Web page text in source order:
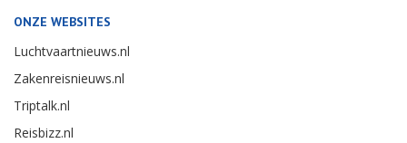
ONZE WEBSITES
Luchtvaartnieuws.nl
Zakenreisnieuws.nl
Triptalk.nl
Reisbizz.nl